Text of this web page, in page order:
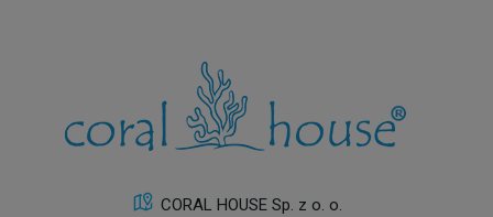
CORAL HOUSE Sp. z o. o.